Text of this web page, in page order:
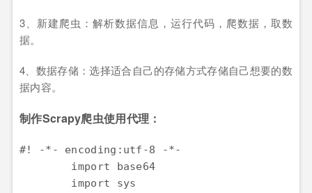
3、新建爬虫：解析数据信息，运行代码，爬数据，取数
据。
4、数据存储：选择适合自己的存储方式存储自己想要的数
据内容。
制作Scrapy爬虫使用代理：
#! -*- encoding:utf-8 -*-
import
base64
import
sys